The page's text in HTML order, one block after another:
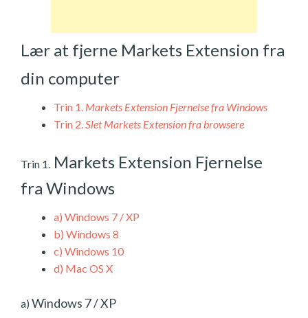
Lær at fjerne Markets Extension fra
din computer
Trin 1. Markets Extension Fjernelse fra Windows
Trin 2.Slet Markets Extension fra browsere
Trin 1. Markets Extension Fjernelse
fra Windows
a) Windows 7 / XP
b) Windows 8
c) Windows 10
d) Mac OS X
a) Windows 7 / XP